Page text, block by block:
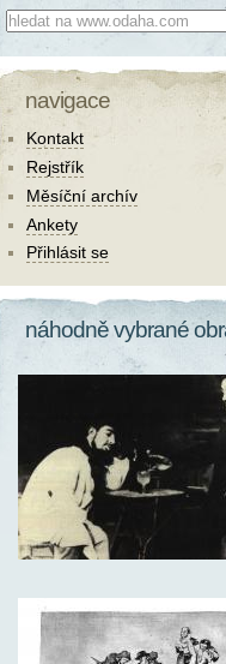
Co hledat:
navigace
Kontakt
Rejstřík
Měsíční archív
Ankety
Přihlásit se
náhodně vybrané